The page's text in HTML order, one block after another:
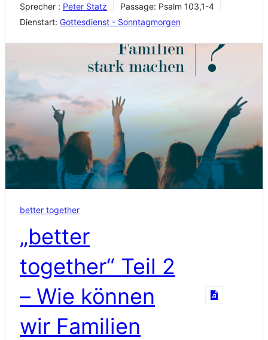
Sprecher : Peter Statz Passage: Psalm 103,1-4
Dienstart: Gottesdienst - Sonntagmorgen
better together
„better
together“ Teil 2
– Wie können
wir Familien